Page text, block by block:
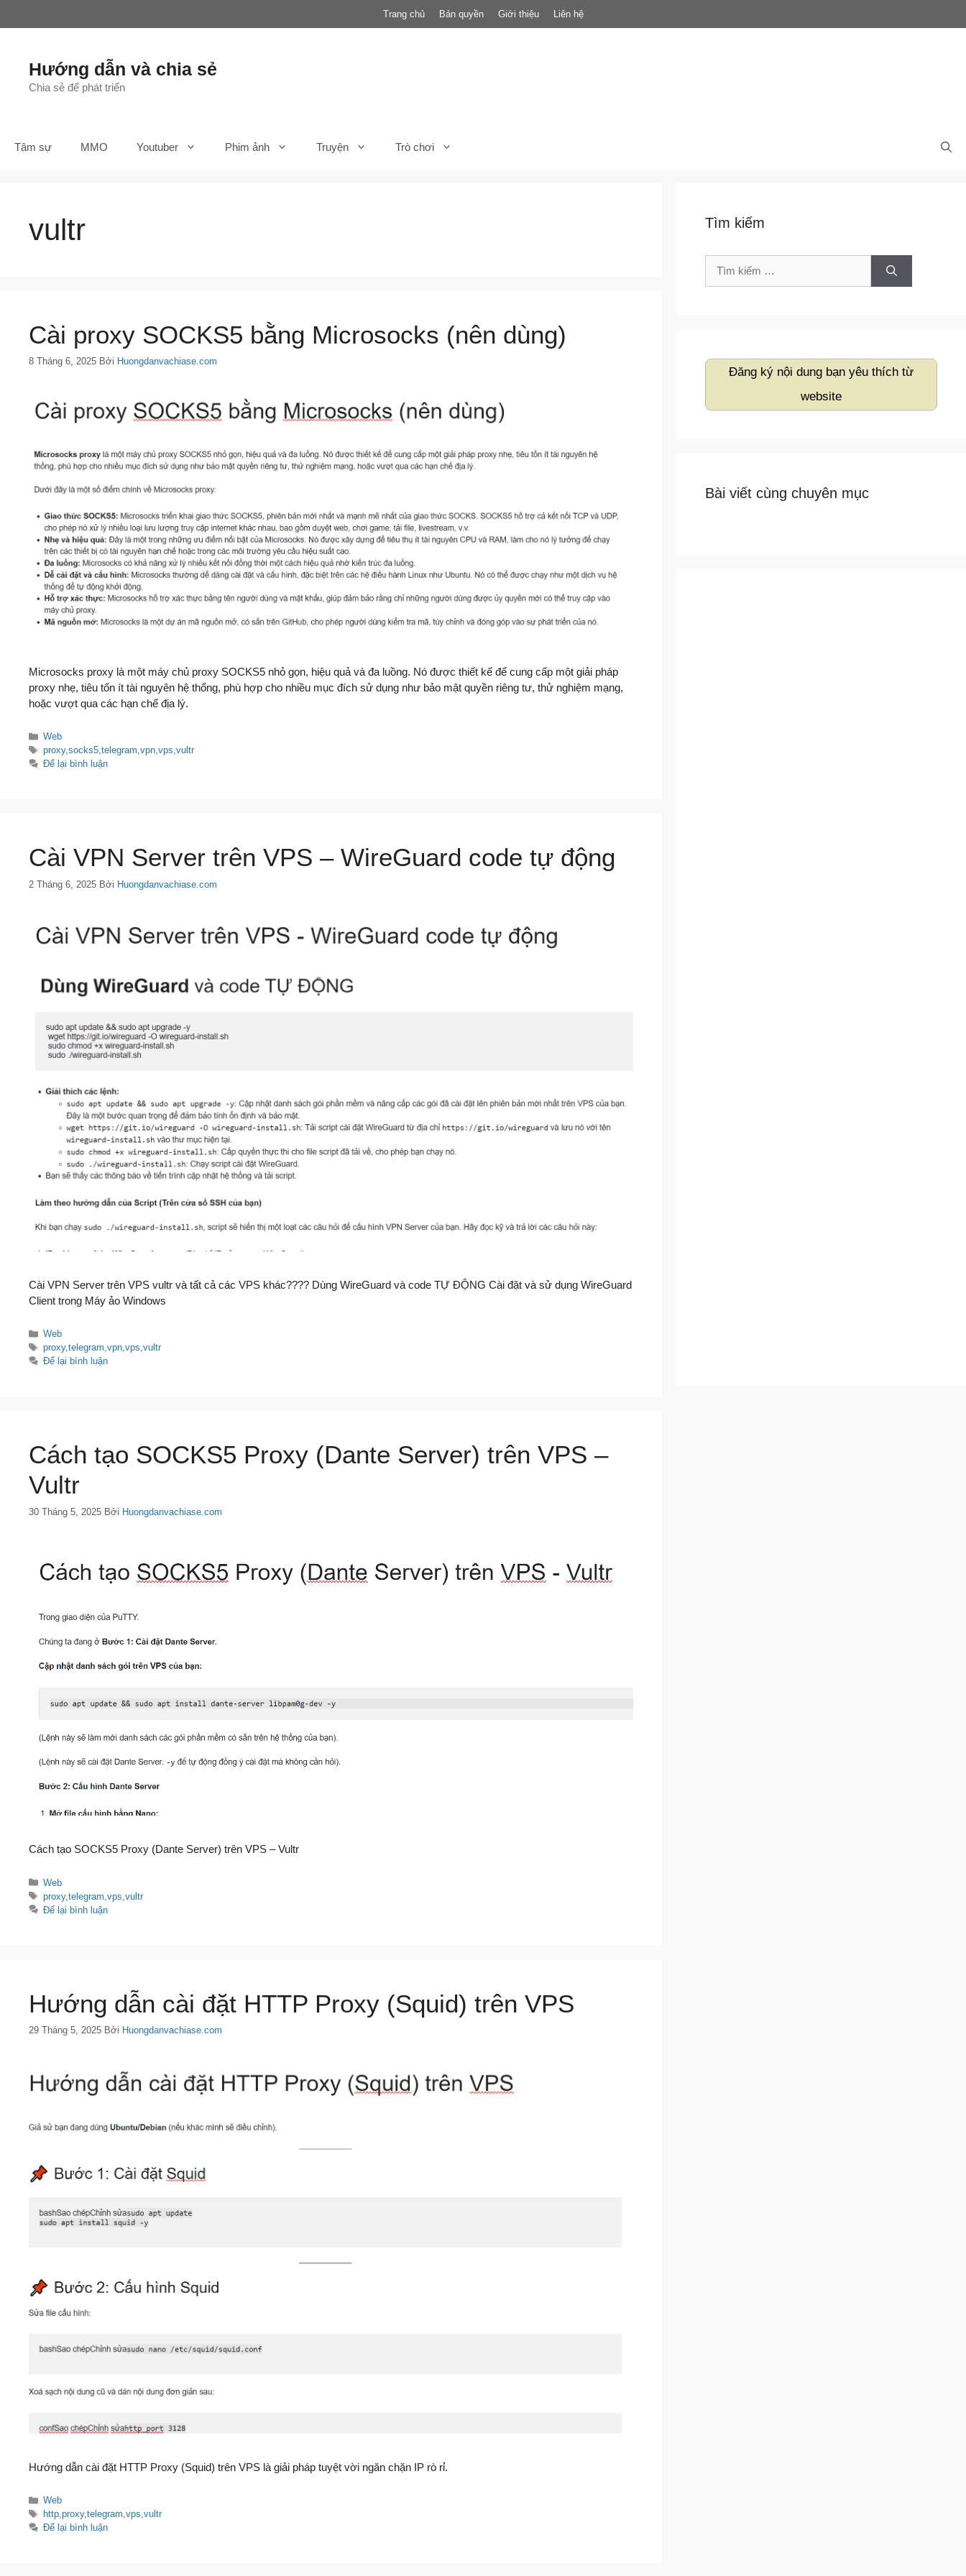
Trang chủ Bản quyền Giới thiệu Liên hệ
Hướng dẫn và chia sẻ
Chia sẻ để phát triển
Tâm sự MMO Youtuber Phim ảnh Truyện Trò chơi
vultr
Cài proxy SOCKS5 bằng Microsocks (nên dùng)
8 Tháng 6, 2025 Bởi Huongdanvachiase.com
Microsocks proxy là một máy chủ proxy SOCKS5 nhỏ gọn, hiệu quả và đa luồng. Nó được thiết kế để cung cấp một giải pháp
proxy nhẹ, tiêu tốn ít tài nguyên hệ thống, phù hợp cho nhiều mục đích sử dụng như bảo mật quyền riêng tư, thử nghiệm mạng,
hoặc vượt qua các hạn chế địa lý.
Danh
mục
Web
Thẻ
proxy,socks5,telegram,vpn,vps,vultr
Để lại bình luận
Cài VPN Server trên VPS – WireGuard code tự động
2 Tháng 6, 2025 Bởi Huongdanvachiase.com
Cài VPN Server trên VPS vultr và tất cả các VPS khác???? Dùng WireGuard và code TỰ ĐỘNG Cài đặt và sử dụng WireGuard
Client trong Máy ảo Windows
Danh
mục
Web
Thẻ
proxy,telegram,vpn,vps,vultr
Để lại bình luận
Cách tạo SOCKS5 Proxy (Dante Server) trên VPS –
Vultr
30 Tháng 5, 2025 Bởi Huongdanvachiase.com
Cách tạo SOCKS5 Proxy (Dante Server) trên VPS – Vultr
Danh
mục
Web
Thẻ
proxy,telegram ,vps ,vultr
Để lại bình luận
Hướng dẫn cài đặt HTTP Proxy (Squid) trên VPS
29 Tháng 5, 2025 Bởi Huongdanvachiase.com
Hướng dẫn cài đặt HTTP Proxy (Squid) trên VPS là giải pháp tuyệt vời ngăn chặn IP rò rỉ.
Danh
mục
Web
Thẻ
http,proxy,telegram,vps,vultr
Để lại bình luận
Tìm kiếm
Tìm
Đăng ký nội dung bạn yêu thích từ
website
Bài viết cùng chuyên mục